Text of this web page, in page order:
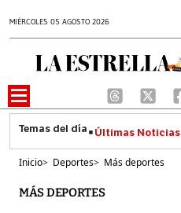
MIÉRCOLES 05 AGOSTO 2026
Últimas Noticias
Inicio> Deportes> Más deportes
MÁS DEPORTES